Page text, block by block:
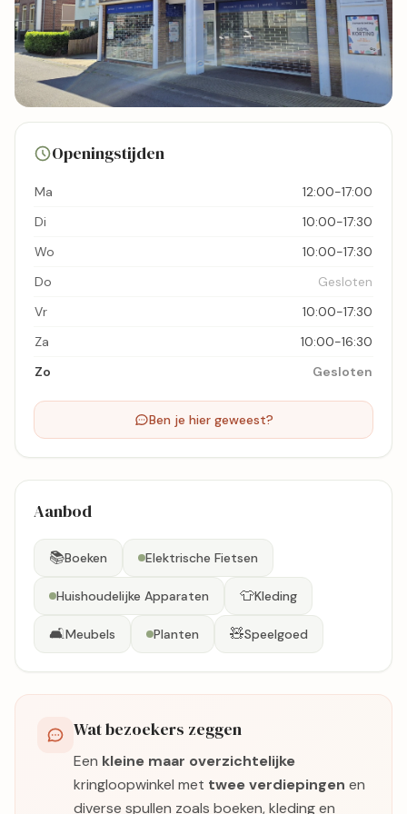
Bekijk kaart
Openingstijden
Ma
12:00-17:00
Di
10:00-17:30
Wo
10:00-17:30
Do
Gesloten
Vr
10:00-17:30
Za
10:00-16:30
Zo
Gesloten
Ben je hier geweest?
Aanbod
📚Boeken Elektrische Fietsen
Huishoudelijke Apparaten 👕Kleding
🛋️Meubels Planten 🧸Speelgoed
Wat bezoekers zeggen
Een kleine maar overzichtelijke
kringloopwinkel met twee verdiepingen en
diverse spullen zoals boeken, kleding en